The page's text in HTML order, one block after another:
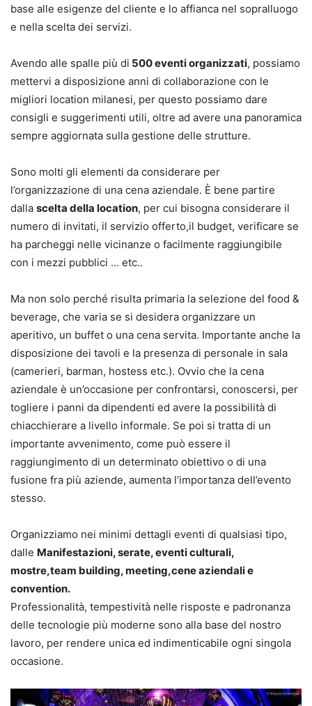
base alle esigenze del cliente e lo affianca nel sopralluogo
e nella scelta dei servizi.
Avendo alle spalle più di 500 eventi organizzati, possiamo
mettervi a disposizione anni di collaborazione con le
migliori location milanesi, per questo possiamo dare
consigli e suggerimenti utili, oltre ad avere una panoramica
sempre aggiornata sulla gestione delle strutture.
Sono molti gli elementi da considerare per
l’organizzazione di una cena aziendale. È bene partire
dalla scelta della location, per cui bisogna considerare il
numero di invitati, il servizio offerto,il budget, verificare se
ha parcheggi nelle vicinanze o facilmente raggiungibile
con i mezzi pubblici … etc..
Ma non solo perché risulta primaria la selezione del food &
beverage, che varia se si desidera organizzare un
aperitivo, un buffet o una cena servita. Importante anche la
disposizione dei tavoli e la presenza di personale in sala
(camerieri, barman, hostess etc.). Ovvio che la cena
aziendale è un’occasione per confrontarsi, conoscersi, per
togliere i panni da dipendenti ed avere la possibilità di
chiacchierare a livello informale. Se poi si tratta di un
importante avvenimento, come può essere il
raggiungimento di un determinato obiettivo o di una
fusione fra più aziende, aumenta l’importanza dell’evento
stesso.
Organizziamo nei minimi dettagli eventi di qualsiasi tipo,
dalle Manifestazioni, serate, eventi culturali,
mostre,team building, meeting,cene aziendali e
convention.
Professionalità, tempestività nelle risposte e padronanza
delle tecnologie più moderne sono alla base del nostro
lavoro, per rendere unica ed indimenticabile ogni singola
occasione.